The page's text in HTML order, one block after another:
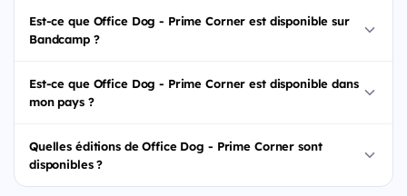
Est-ce que Office Dog - Prime Corner est disponible sur
Bandcamp ?
Est-ce que Office Dog - Prime Corner est disponible dans
mon pays ?
Quelles éditions de Office Dog - Prime Corner sont
disponibles ?